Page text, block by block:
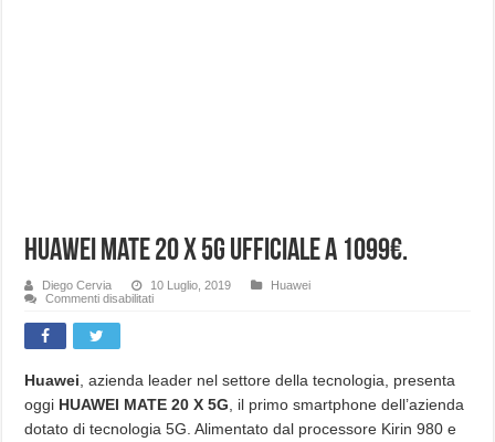
Huawei Mate 20 X 5G ufficiale a 1099€.
Diego Cervia 10 Luglio, 2019
Huawei
Commenti disabilitatisu
ufficiale
a
1099€.
Huawei , azienda leader nel settore della tecnologia, presenta
oggi HUAWEI MATE 20 X 5G , il primo smartphone dell’azienda
dotato di tecnologia 5G. Alimentato dal processore Kirin 980 e